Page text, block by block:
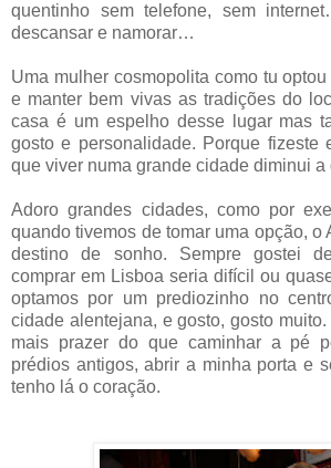
quentinho sem telefone, sem
descansar e namorar…
Uma mulher cosmopolita como tu
e manter bem vivas as tradições do
casa é um espelho desse lugar mas
gosto e personalidade. Porque fizeste
que viver numa grande cidade diminui
Adoro grandes cidades, como por
quando tivemos de tomar uma opção, o
destino de sonho. Sempre gostei
comprar em Lisboa seria difícil ou
optamos por um prediozinho no
cidade alentejana, e gosto, gosto
mais prazer do que caminhar a pé
prédios antigos, abrir a minha porta e
tenho lá o coração.